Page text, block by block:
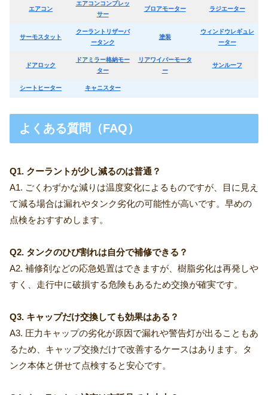
エアコン
エアコンコンプレッ
サー
ブロアモーター ラジエーター
サーモスタット
クーラントリザーバ
ータンク
塗装
ウィンドウレギュレ
ーター
ドアロック
ドアミラー格納モー
ター
リアワイパーモータ
ー
サンルーフ
シートヒーター キャニスター
よくある質問（FAQ）
Q1. クーラントが少し減るのは普通？
A1. ごくわずかな減りは温度変化によるものですが、目に見え
て減る場合は漏れやタンク劣化の可能性が高いです。早めの
点検をおすすめします。
Q2. タンクのひび割れは自分で補修できる？
A2. 補修剤などの応急処置はできますが、樹脂劣化は再発しや
すく、走行中に破損する危険もあるため交換が確実です。
Q3. キャップだけ交換しても効果はある？
A3. 圧力キャップの劣化が原因で漏れや警告灯が出ることもあ
るため、キャップ交換だけで改善するケースはあります。タ
ンク本体と併せて点検すると安心です。